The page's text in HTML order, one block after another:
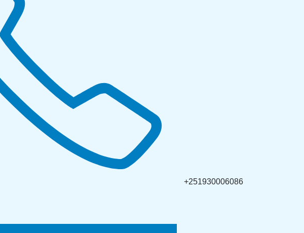
+251930006086